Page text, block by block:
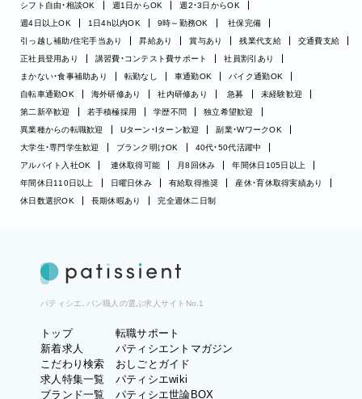
シフト自由・相談OK
週1日からOK
週2・3日からOK
週4日以上OK
1日4h以内OK 9時～勤務OK
社保完備
引っ越し補助/住宅手当あり
昇給あり 賞与あり 残業代支給
交通費支給
正社員登用あり
講習費・コンテスト費サポート
社員割引あり
まかない・食事補助あり
転勤なし 車通勤OK
バイク通勤OK
自転車通勤OK
海外研修あり 社内研修あり 急募
未経験歓迎
第二新卒歓迎
若手積極採用 学歴不問
独立希望歓迎
異業種からの転職歓迎
Uターン・Iターン歓迎
副業・WワークOK
大学生・専門学生歓迎
ブランク明けOK
40代・50代活躍中
アルバイト入社OK
連休取得可能 月8回休み
年間休日105日以上
年間休日110日以上
日曜日休み 有給取得推奨
産休・育休取得実績あり
休日数選択OK
長期休暇あり 完全週休二日制
パティシエ、パン職人の選ぶ求人サイトNo.1
トップ
新着求人
こだわり検索
求人特集一覧
ブランド一覧
転職サポート
パティシエントマガジン
おしごとガイド
パティシエwiki
パティシエ世論BOX